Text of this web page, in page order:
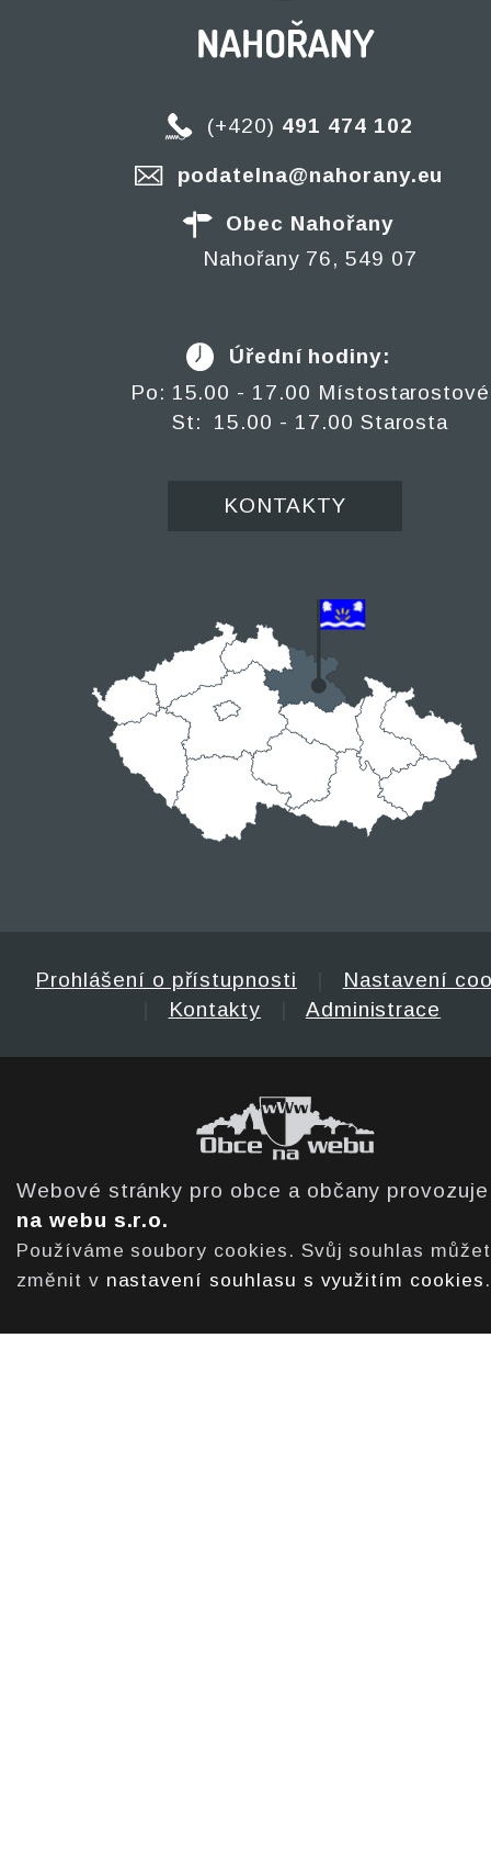
(+420) 491 474 102
podatelna@nahorany.eu
Obec Nahořany
Nahořany 76, 549 07
Úřední hodiny:
Po: 15.00 - 17.00 Místostarostové
St: 15.00 - 17.00 Starosta
KONTAKTY
Prohlášení o přístupnosti
Nastavení
Kontakty Administrace
Webové stránky pro obce a občany
na webu s.r.o.
Používáme soubory cookies. Svůj souhlas
změnit v nastavení souhlasu s využitím cookies .